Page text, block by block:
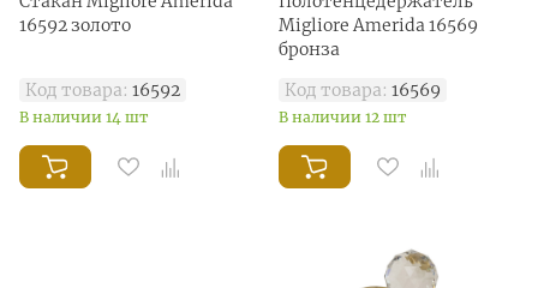
16592 золото
Код товара: 16592
В наличии 14 шт
Migliore Amerida 16569
бронза
Код товара: 16569
В наличии 12 шт